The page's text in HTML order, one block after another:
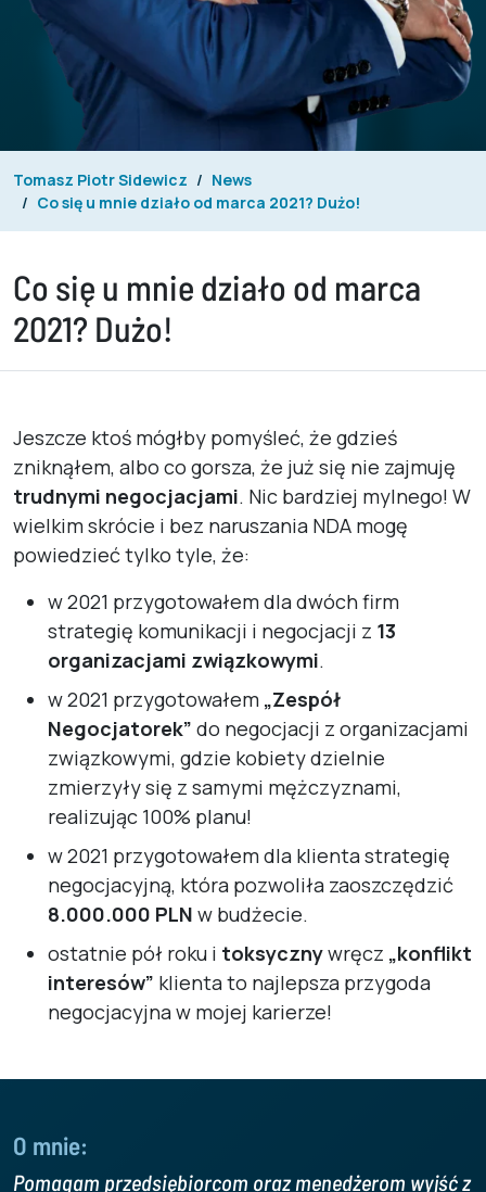
Tomasz Piotr Sidewicz
News
Co się u mnie działo od marca 2021? Dużo!
Co się u mnie działo od marca
2021? Dużo!
Jeszcze ktoś mógłby pomyśleć, że gdzieś
zniknąłem, albo co gorsza, że już się nie zajmuję
trudnymi negocjacjami. Nic bardziej mylnego! W
wielkim skrócie i bez naruszania NDA mogę
powiedzieć tylko tyle, że:
w 2021 przygotowałem dla dwóch firm
strategię komunikacji i negocjacji z 13
organizacjami związkowymi.
w 2021 przygotowałem „Zespół
Negocjatorek” do negocjacji z organizacjami
związkowymi, gdzie kobiety dzielnie
zmierzyły się z samymi mężczyznami,
realizując 100% planu!
w 2021 przygotowałem dla klienta strategię
negocjacyjną, która pozwoliła zaoszczędzić
8.000.000 PLN w budżecie.
ostatnie pół roku i toksycznywręcz „konflikt
interesów” klienta to najlepsza przygoda
negocjacyjna w mojej karierze!
O mnie:
Pomagam przedsiębiorcom oraz menedżerom wyjść z